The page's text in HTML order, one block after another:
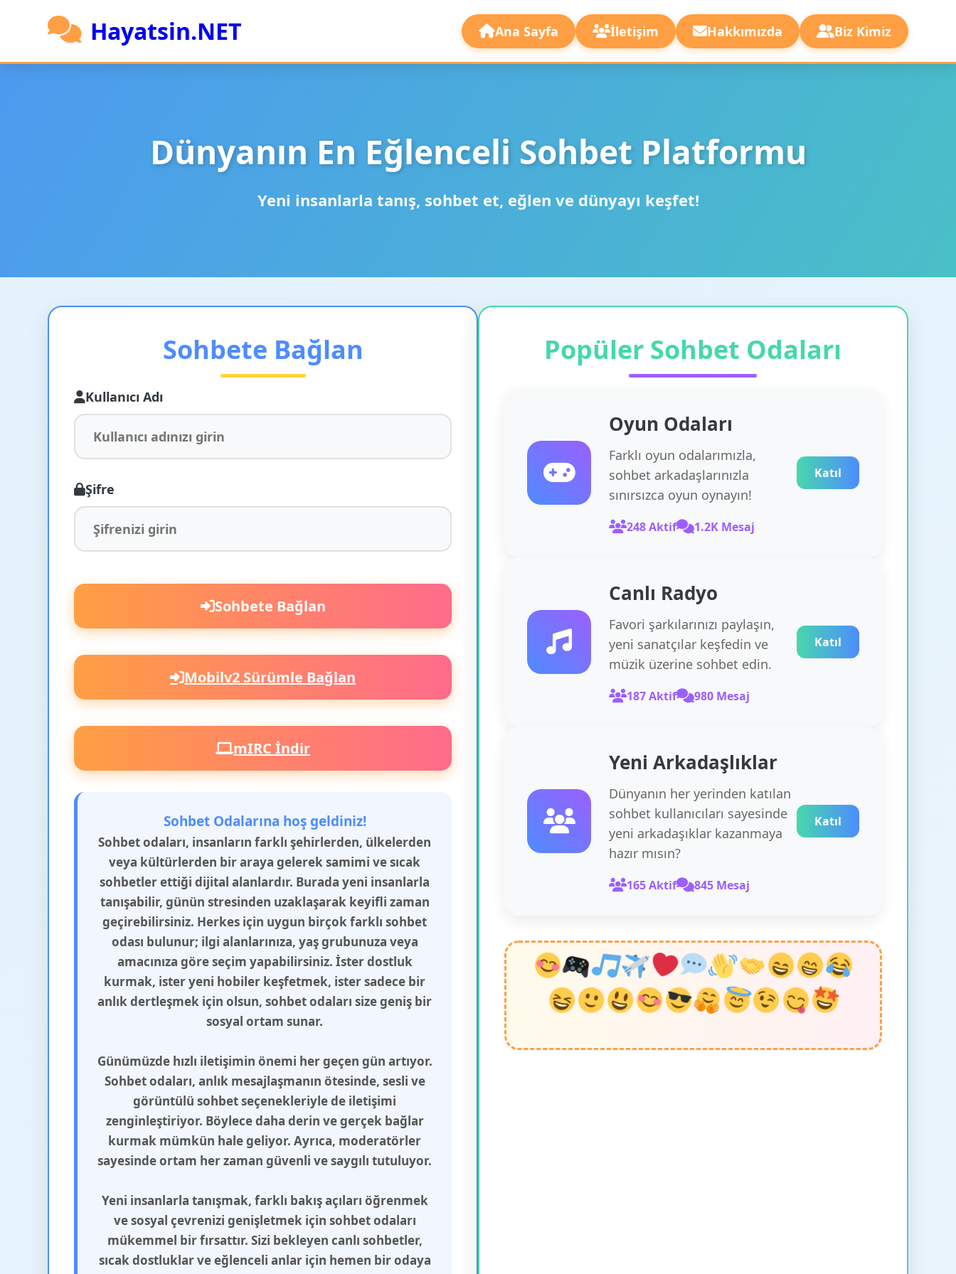
Hayatsin.NET Ana Sayfa İletişim Hakkımızda Biz Kimiz
Dünyanın En Eğlenceli Sohbet Platformu
Yeni insanlarla tanış, sohbet et, eğlen ve dünyayı keşfet!
Sohbete Bağlan
Kullanıcı Adı
Şifre
Sohbete Bağlan
Mobilv2 Sürümle Bağlan
mIRC İndir
Sohbet Odalarına hoş geldiniz!
Sohbet odaları, insanların farklı şehirlerden, ülkelerden
veya kültürlerden bir araya gelerek samimi ve sıcak
sohbetler ettiği dijital alanlardır. Burada yeni insanlarla
tanışabilir, günün stresinden uzaklaşarak keyifli zaman
geçirebilirsiniz. Herkes için uygun birçok farklı sohbet
odası bulunur; ilgi alanlarınıza, yaş grubunuza veya
amacınıza göre seçim yapabilirsiniz. İster dostluk
kurmak, ister yeni hobiler keşfetmek, ister sadece bir
anlık dertleşmek için olsun, sohbet odaları size geniş bir
sosyal ortam sunar.
Günümüzde hızlı iletişimin önemi her geçen gün artıyor.
Sohbet odaları, anlık mesajlaşmanın ötesinde, sesli ve
görüntülü sohbet seçenekleriyle de iletişimi
zenginleştiriyor. Böylece daha derin ve gerçek bağlar
kurmak mümkün hale geliyor. Ayrıca, moderatörler
sayesinde ortam her zaman güvenli ve saygılı tutuluyor.
Yeni insanlarla tanışmak, farklı bakış açıları öğrenmek
ve sosyal çevrenizi genişletmek için sohbet odaları
mükemmel bir fırsattır. Sizi bekleyen canlı sohbetler,
sıcak dostluklar ve eğlenceli anlar için hemen bir odaya
Popüler Sohbet Odaları
Oyun Odaları
Farklı oyun odalarımızla,
sohbet arkadaşlarınızla
sınırsızca oyun oynayın!
248 Aktif 1.2K Mesaj
Katıl
Canlı Radyo
Favori şarkılarınızı paylaşın,
yeni sanatçılar keşfedin ve
müzik üzerine sohbet edin.
187 Aktif 980 Mesaj
Katıl
Yeni Arkadaşlıklar
Dünyanın her yerinden katılan
sohbet kullanıcıları sayesinde
yeni arkadaşıklar kazanmaya
hazır mısın?
165 Aktif 845 Mesaj
Katıl